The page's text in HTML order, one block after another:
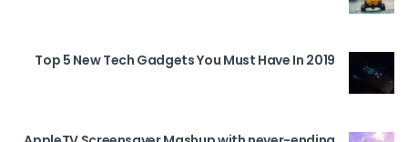
Top 5 New Tech Gadgets You Must Have In 2019